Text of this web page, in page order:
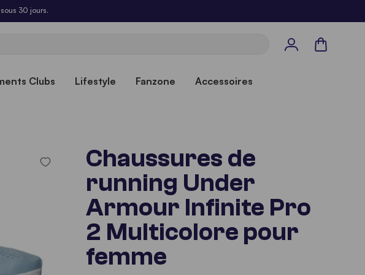
30 jours.
Panier
Clubs Lifestyle Fanzone Accessoires
Chaussures de
running Under
Armour Infinite Pro
2 Multicolore pour
femme